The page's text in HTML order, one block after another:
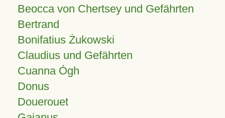
Beocca von Chertsey und Gefährten
Bertrand
Bonifatius Żukowski
Claudius und Gefährten
Cuanna Ógh
Donus
Douerouet